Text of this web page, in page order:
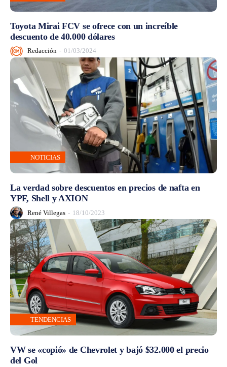
Toyota Mirai FCV se ofrece con un increíble
descuento de 40.000 dólares
Redacción - 01/03/2024
NOTICIAS
La verdad sobre descuentos en precios de nafta en
YPF, Shell y AXION
René Villegas - 18/10/2023
TENDENCIAS
VW se «copió» de Chevrolet y bajó $32.000 el precio
del Gol